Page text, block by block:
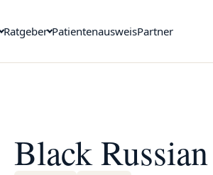
Ratgeber PatientenausweisPartner
Black Russian